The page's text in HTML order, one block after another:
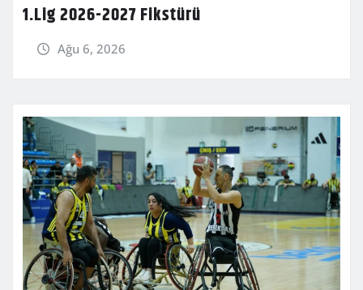
1.Lig 2026-2027 Fikstürü
Ağu 6, 2026